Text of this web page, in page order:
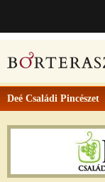
Deé Családi Pincészet